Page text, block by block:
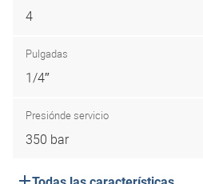
4
Pulgadas
1/4″
Presiónde servicio
350 bar